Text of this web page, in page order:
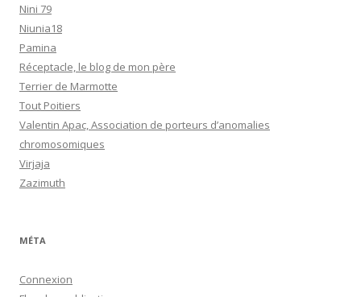
Nini 79
Niunia18
Pamina
Réceptacle, le blog de mon père
Terrier de Marmotte
Tout Poitiers
Valentin Apac, Association de porteurs d’anomalies
chromosomiques
Virjaja
Zazimuth
MÉTA
Connexion